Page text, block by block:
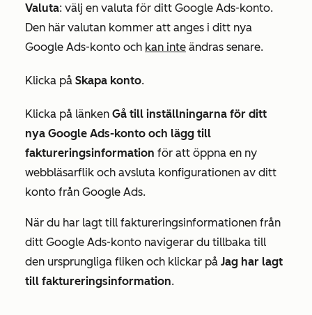
Valuta: välj en valuta för ditt Google Ads-konto.
Den här valutan kommer att anges i ditt nya
Google Ads-konto och kan inte ändras senare.
Klicka på Skapa konto.
Klicka på länken Gå till inställningarna för ditt
nya Google Ads-konto och lägg till
faktureringsinformation för att öppna en ny
webbläsarflik och avsluta konfigurationen av ditt
konto från Google Ads.
När du har lagt till faktureringsinformationen från
ditt Google Ads-konto navigerar du tillbaka till
den ursprungliga fliken och klickar på Jag har lagt
till faktureringsinformation.